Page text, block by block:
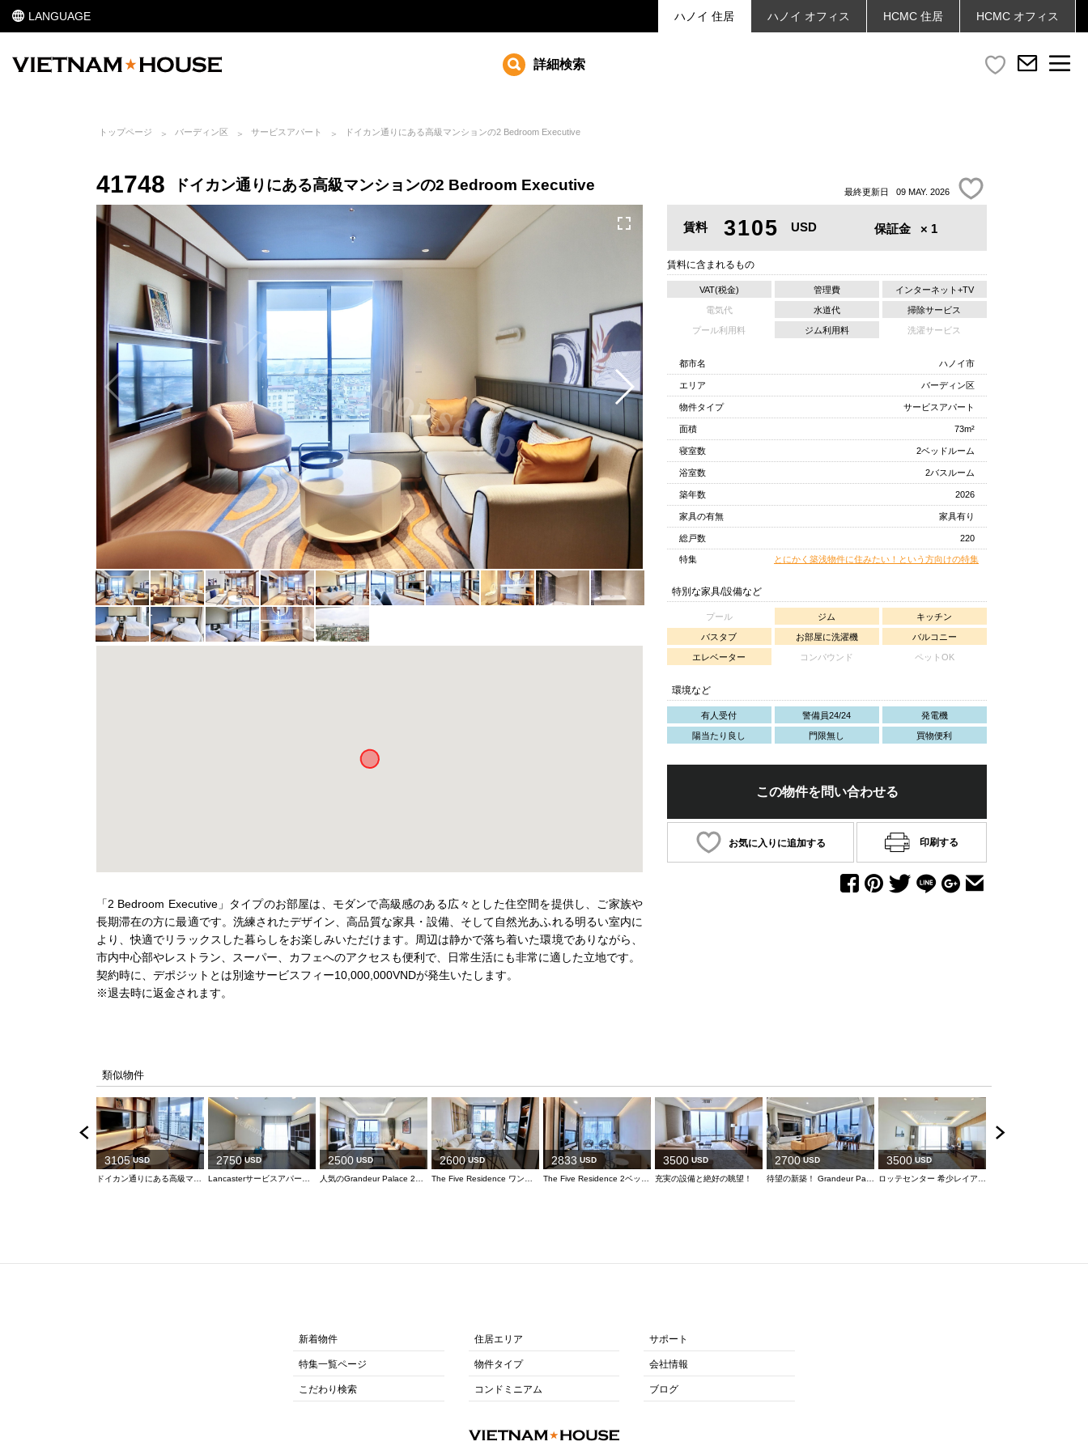
LANGUAGE ハノイ 住居 ハノイ オフィス HCMC 住居 HCMC オフィス
詳細検索
トップページ バーディン区 サービスアパート ドイカン通りにある高級マンションの2 Bedroom Executive
41748 ドイカン通りにある高級マンションの2 Bedroom Executive
「2 Bedroom Executive」タイプのお部屋は、モダンで高級感のある広々とした住空間を提供し、ご家族や
長期滞在の方に最適です。洗練されたデザイン、高品質な家具・設備、そして自然光あふれる明るい室内に
より、快適でリラックスした暮らしをお楽しみいただけます。周辺は静かで落ち着いた環境でありながら、
市内中心部やレストラン、スーパー、カフェへのアクセスも便利で、日常生活にも非常に適した立地です。
契約時に、デポジットとは別途サービスフィー10,000,000VNDが発生いたします。
※退去時に返金されます。
最終更新日 09 MAY. 2026
賃料 3105 USD 保証金 × 1
賃料に含まれるもの
VAT(税金) 管理費 インターネット+TV
電気代 水道代 掃除サービス
プール利用料 ジム利用料 洗濯サービス
都市名 ハノイ市
エリア バーディン区
物件タイプ サービスアパート
面積 73m²
寝室数 2ベッドルーム
浴室数 2バスルーム
築年数 2026
家具の有無 家具有り
総戸数 220
特集 とにかく築浅物件に住みたい！という方向けの特集
特別な家具/設備など
プール ジム キッチン
バスタブ お部屋に洗濯機 バルコニー
エレベーター コンパウンド ペットOK
環境など
有人受付 警備員24/24 発電機
陽当たり良し 門限無し 買物便利
この物件を問い合わせる
お気に入りに追加する 印刷する
類似物件
3105USD 2750USD 2500 USD 2600USD 2833 USD 3500 USD
充実の設備と絶好の眺望！
2700USD 3500 USD
新着物件
特集一覧ページ
こだわり検索
住居エリア
物件タイプ
コンドミニアム
サポート
会社情報
ブログ